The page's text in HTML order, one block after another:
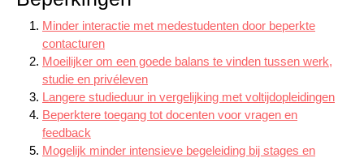
Minder interactie met medestudenten door beperkte
contacturen
Moeilijker om een goede balans te vinden tussen werk,
studie en privéleven
Langere studieduur in vergelijking met voltijdopleidingen
Beperktere toegang tot docenten voor vragen en
feedback
Mogelijk minder intensieve begeleiding bij stages en